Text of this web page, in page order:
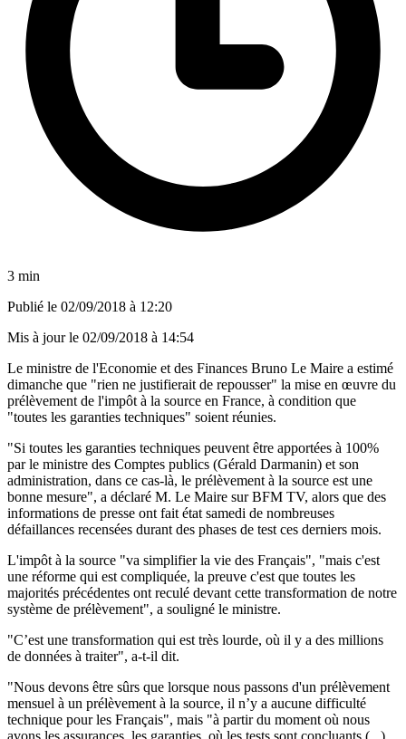
3 min
Publié le 02/09/2018 à 12:20
Mis à jour le 02/09/2018 à 14:54
Le ministre de l'Economie et des Finances Bruno Le Maire a estimé
dimanche que "rien ne justifierait de repousser" la mise en œuvre du
prélèvement de l'impôt à la source en France, à condition que
"toutes les garanties techniques" soient réunies.
"Si toutes les garanties techniques peuvent être apportées à 100%
par le ministre des Comptes publics (Gérald Darmanin) et son
administration, dans ce cas-là, le prélèvement à la source est une
bonne mesure", a déclaré M. Le Maire sur BFM TV, alors que des
informations de presse ont fait état samedi de nombreuses
défaillances recensées durant des phases de test ces derniers mois.
L'impôt à la source "va simplifier la vie des Français", "mais c'est
une réforme qui est compliquée, la preuve c'est que toutes les
majorités précédentes ont reculé devant cette transformation de notre
système de prélèvement", a souligné le ministre.
"C’est une transformation qui est très lourde, où il y a des millions
de données à traiter", a-t-il dit.
"Nous devons être sûrs que lorsque nous passons d'un prélèvement
mensuel à un prélèvement à la source, il n’y a aucune difficulté
technique pour les Français", mais "à partir du moment où nous
avons les assurances, les garanties, où les tests sont concluants (...),